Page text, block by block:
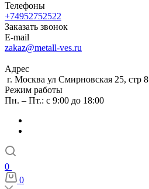
Телефоны
+74952752522
Заказать звонок
E-mail
zakaz@metall-ves.ru
Адрес
г. Москва ул Смирновская 25, стр 8
Режим работы
Пн. – Пт.: с 9:00 до 18:00
0
0